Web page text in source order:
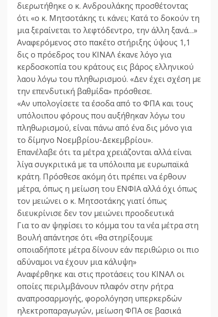
διερωτήθηκε ο κ. Ανδρουλάκης προσθέτοντας
ότι «ο κ. Μητσοτάκης τι κάνει; Κατά το δοκούν τη
μια ξεραίνεται το λεφτόδεντρο, την άλλη ξανά…»
Αναφερόμενος στο πακέτο στήριξης ύψους 1,1
δις ο πρόεδρος του ΚΙΝΑΛ έκανε λόγο για
κερδοσκοπία του κράτους εις βάρος ελληνικού
λαου λόγω του πληθωρισμού. «Δεν έχει σχέση με
την επενδυτική βαθμίδα» πρόσθεσε.
«Αν υπολογίσετε τα έσοδα από το ΦΠΑ και τους
υπόλοιπου φόρους που αυξήθηκαν λόγω του
πληθωρισμού, είναι πάνω από ένα δις μόνο για
το δίμηνο Νοεμβρίου-Δεκεμβρίου».
Επανέλαβε ότι τα μέτρα χρειάζονται αλλά είναι
λίγα συγκριτικά με τα υπόλοιπα με ευρωπαϊκά
κράτη. Πρόσθεσε ακόμη ότι πρέπει να έρθουν
μέτρα, όπως η μείωση του ΕΝΦΙΑ αλλά όχι όπως
τον μειώνει ο κ. Μητσοτάκης γιατί όπως
διευκρίνισε δεν τον μειώνει προοδευτικά
Για το αν ψηφίσει το κόμμα του τα νέα μέτρα στη
Βουλή απάντησε ότι «θα στηρίξουμε
οποιαδήποτε μέτρα δίνουν εάν περιθώριο οι πιο
αδύναμοι να έχουν μια κάλυψη»
Αναφέρθηκε και στις προτάσεις του ΚΙΝΑΛ οι
οποίες περιλμβάνουν πλαφόν στην ρήτρα
αναπροσαρμογής, φορολόγηση υπερκερδών
ηλεκτροπαραγωγών, μείωση ΦΠΑ σε βασικά